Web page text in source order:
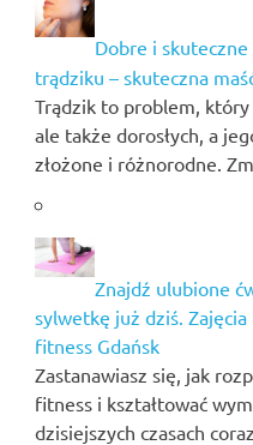
Dobre i
trądziku – skuteczna
Trądzik to problem,
ale także dorosłych, a
złożone i różnorodne.
Znajdź ulubione
sylwetkę już dziś.
fitness Gdańsk
Zastanawiasz się, jak
fitness i kształtować
dzisiejszych czasach